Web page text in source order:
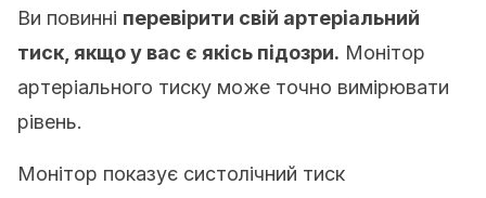
Ви повинні перевірити свій артеріальний
тиск, якщо у вас є якісь підозри. Монітор
артеріального тиску може точно вимірювати
рівень.
Монітор показує систолічний тиск